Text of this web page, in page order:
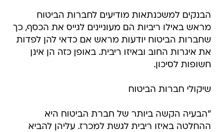
הבנקים למשכנתאות מודיעים לחברות הביטוח
מראש באילו ריביות הם מעוניינים לגייס את הכסף, כך
שחברות הביטוח יודעות מראש אם כדאי להן לפדות
את איגרות החוב ובאיזו ריבית. באופן כזה הן אינן
חשופות לסיכון.
שיקולי חברות הביטוח
"הבעיה הקשה ביותר של חברת הביטוח היא
ההחלטה באיזו ריבית לגשת למכרז. עליהן להביא